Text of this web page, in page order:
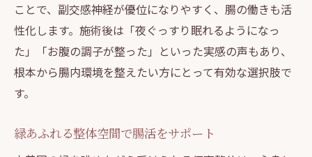
ことで、副交感神経が優位になりやすく、腸の働きも活
性化します。施術後は「夜ぐっすり眠れるようになっ
た」「お腹の調子が整った」といった実感の声もあり、
根本から腸内環境を整えたい方にとって有効な選択肢で
す。
緑あふれる整体空間で腸活をサポート